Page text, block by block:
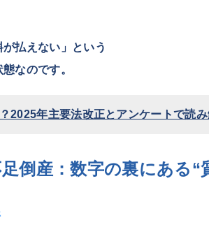
払えない」という
態なのです。
2025年主要法改正とアンケートで読
倒産：数字の裏にある“